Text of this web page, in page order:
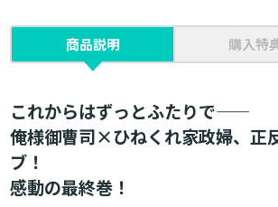
商品説明 購入特
これからはずっとふたりで――
俺様御曹司×ひねくれ家政婦、正
ブ！
感動の最終巻！